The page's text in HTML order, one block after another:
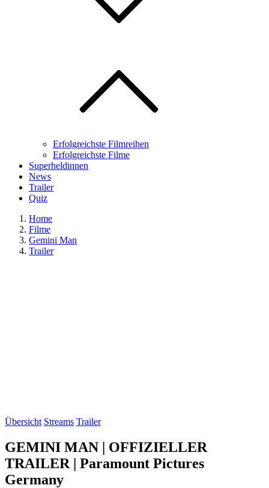
Erfolgreichste Filmreihen
Erfolgreichste Filme
Superheldinnen
News
Trailer
Quiz
Home
Filme
Gemini Man
Trailer
Übersicht Streams Trailer
GEMINI MAN | OFFIZIELLER
TRAILER | Paramount Pictures
Germany